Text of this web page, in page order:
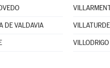
DE VALDAVIA VILLATURDE
VILLODRIGO